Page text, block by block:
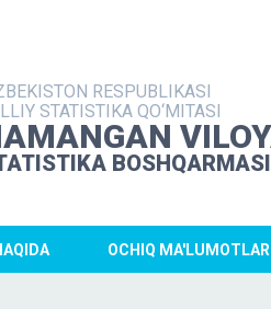
RESPUBLIKASI
STATISTIKA QO‘MITASI
BOSHQARMASI
OCHIQ MA'LUMOTLAR